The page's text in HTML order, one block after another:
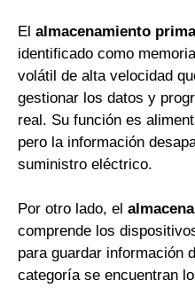
Elalmacenamiento
identificado como
volátil de alta velocidad
gestionar los datos y
real. Su función es
pero la información
suministro eléctrico.
Por otro lado, el
comprende los
para guardar información
categoría se encuentran